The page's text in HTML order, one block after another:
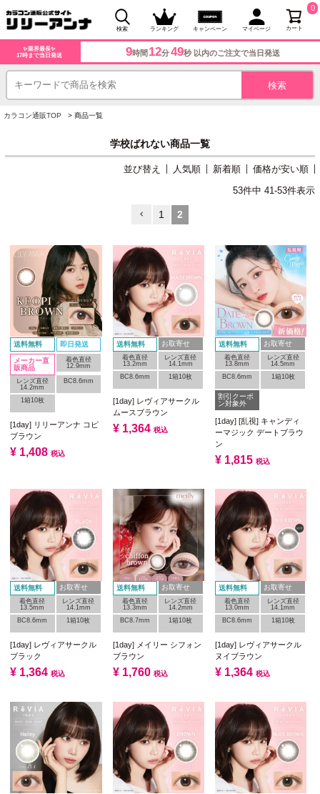
検索 ランキング キャンペーン マイページ カート
0
✨業界最長✨
17時まで当日発送
9時間 12分48秒 以内のご注文で当日発送
カラコン通販TOP 商品一覧
学校ばれない商品一覧
並び替え 人気順 新着順
価格が安い順
53件中 41-53件表示
1 2
送料無料 即日発送
メーカー直
販商品
着色直径
12.9mm
レンズ直径
14.2mm
BC8.6mm
1箱10枚
[1day] リリーアンナ コピ
ブラウン
¥ 1,408 税込
送料無料 お取寄せ
着色直径
13.2mm
レンズ直径
14.1mm
BC8.6mm
1箱10枚
[1day] レヴィアサークル
ムースブラウン
¥ 1,364 税込
送料無料 お取寄せ
着色直径
13.8mm
レンズ直径
14.5mm
BC8.6mm
1箱10枚
割引クーポ
ン対象外
[1day] [乱視] キャンディ
ーマジック デートブラウ
ン
¥ 1,815 税込
送料無料 お取寄せ
着色直径
13.5mm
レンズ直径
14.1mm
BC8.6mm
1箱10枚
[1day] レヴィアサークル
ブラック
¥ 1,364 税込
送料無料 お取寄せ
着色直径
13.3mm
レンズ直径
14.2mm
BC8.7mm
1箱10枚
[1day] メイリー シフォン
ブラウン
¥ 1,760 税込
送料無料 お取寄せ
着色直径
13.0mm
レンズ直径
14.1mm
BC8.6mm
1箱10枚
[1day] レヴィアサークル
ヌイブラウン
¥ 1,364 税込